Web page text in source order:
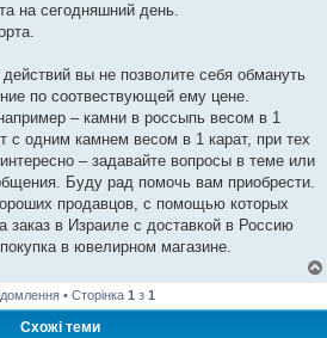
на сегодняшний день.
вы не позволите себя обмануть
по соотвествующей ему цене.
– камни в россыпь весом в 1
с одним камнем весом в 1 карат, при тех
– задавайте вопросы в теме или
Буду рад помочь вам приобрести.
продавцов, с помощью которых
заказ в Израиле с доставкой в Россию
в ювелирном магазине.
• Сторінка 1 з 1
Схожі теми